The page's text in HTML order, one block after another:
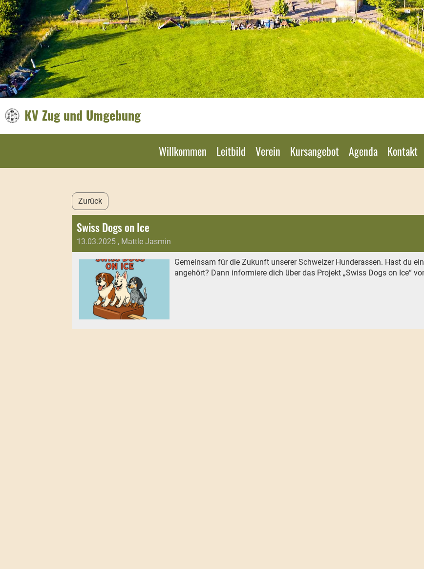
KV Zug und Umgebung
Willkommen Leitbild Verein Kursangebot Agenda Kontakt
Zurück
Swiss Dogs on Ice
13.03.2025 , Mattle Jasmin
Gemeinsam für die Zukunft unserer Schweizer Hunderassen. Hast du
angehört? Dann informiere dich über das Projekt „Swiss Dogs on Ice“